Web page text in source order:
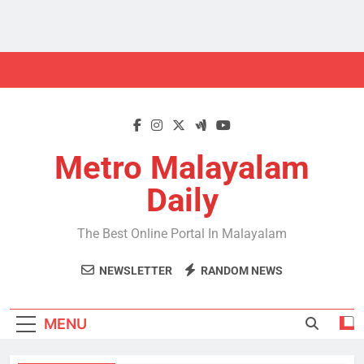
Metro Malayalam
Daily
The Best Online Portal In Malayalam
NEWSLETTER RANDOM NEWS
MENU